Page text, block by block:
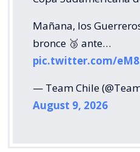
Mañana, los
bronce 🥉 ante…
pic.twitter.com/
— Team Chile
August 9, 2026